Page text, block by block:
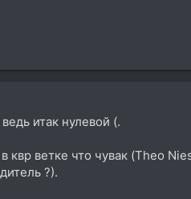
итак нулевой (.
ветке что чувак (Theo
?).